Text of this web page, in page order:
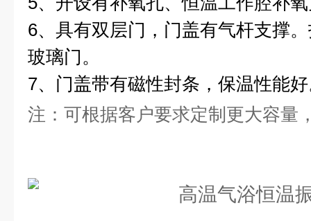
6、具有双层门，门盖有气杆支撑
玻璃门。
7、门盖带有磁性封条，保温性能
注：可根据客户要求定制更大容量